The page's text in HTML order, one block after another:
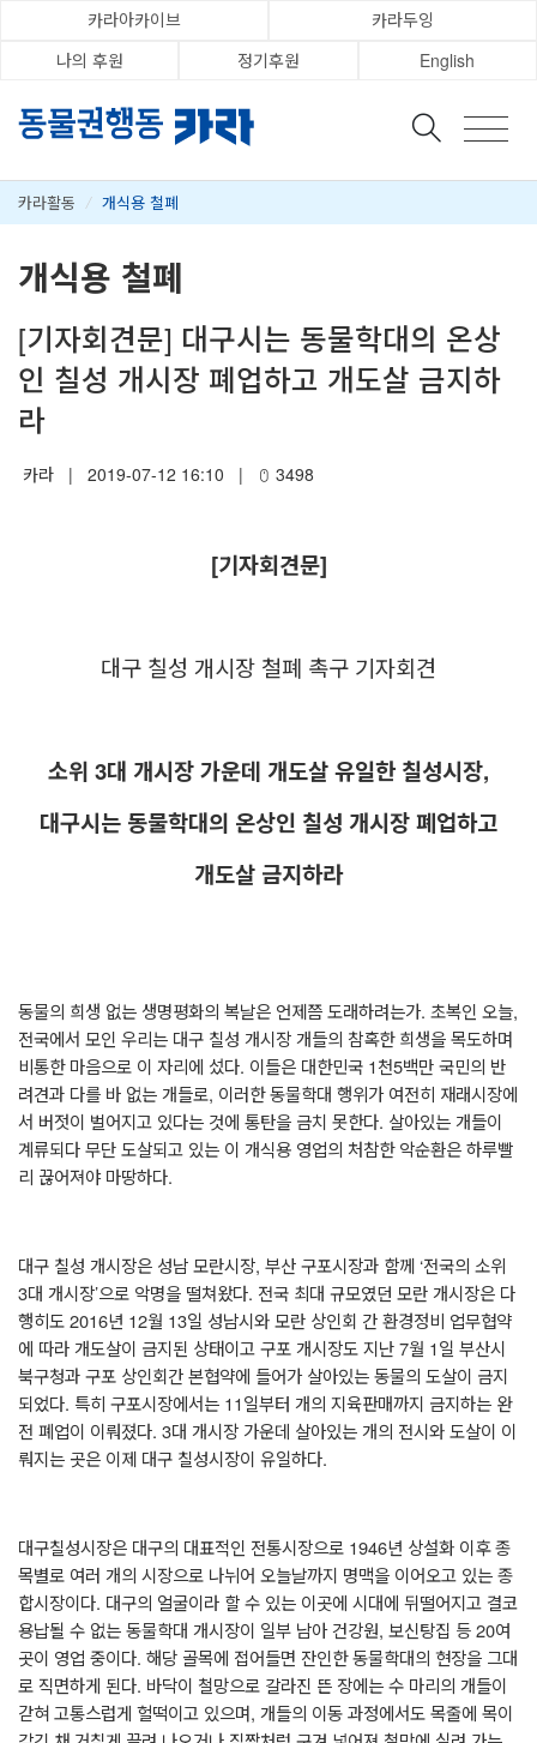
카라아카이브
카라두잉
나의 후원
정기후원 English
카라활동 / 개식용 철폐
개식용 철폐
[기자회견문] 대구시는 동물학대의 온상
인 칠성 개시장 폐업하고 개도살 금지하
라
카라 | 2019-07-12 16:10 | 3498
[기자회견문]
대구 칠성 개시장 철폐 촉구 기자회견
소위 3대 개시장 가운데 개도살 유일한 칠성시장,
대구시는 동물학대의 온상인 칠성 개시장 폐업하고
개도살 금지하라
동물의 희생 없는 생명평화의 복날은 언제쯤 도래하려는가. 초복인 오늘,
전국에서 모인 우리는 대구 칠성 개시장 개들의 참혹한 희생을 목도하며
비통한 마음으로 이 자리에 섰다. 이들은 대한민국 1천5백만 국민의 반
려견과 다를 바 없는 개들로, 이러한 동물학대 행위가 여전히 재래시장에
서 버젓이 벌어지고 있다는 것에 통탄을 금치 못한다. 살아있는 개들이
계류되다 무단 도살되고 있는 이 개식용 영업의 처참한 악순환은 하루빨
리 끊어져야 마땅하다.
대구 칠성 개시장은 성남 모란시장, 부산 구포시장과 함께 ‘전국의 소위
3대 개시장’으로 악명을 떨쳐왔다. 전국 최대 규모였던 모란 개시장은 다
행히도2016년 12월 13일 성남시와 모란 상인회 간 환경정비 업무협약
에 따라 개도살이 금지된 상태이고 구포 개시장도 지난7월 1일 부산시
북구청과 구포 상인회간 본협약에 들어가 살아있는 동물의 도살이 금지
되었다. 특히 구포시장에서는 11일부터 개의 지육판매까지 금지하는 완
전 폐업이 이뤄졌다. 3대 개시장 가운데 살아있는 개의 전시와 도살이 이
뤄지는 곳은 이제 대구 칠성시장이 유일하다.
대구칠성시장은 대구의 대표적인 전통시장으로 1946년 상설화 이후 종
목별로 여러 개의 시장으로 나뉘어 오늘날까지 명맥을 이어오고 있는 종
합시장이다. 대구의 얼굴이라 할 수 있는 이곳에 시대에 뒤떨어지고 결코
용납될 수 없는 동물학대 개시장이 일부 남아 건강원, 보신탕집 등20여
곳이 영업 중이다. 해당 골목에 접어들면 잔인한 동물학대의 현장을 그대
로 직면하게 된다. 바닥이 철망으로 갈라진 뜬 장에는 수 마리의 개들이
갇혀 고통스럽게 헐떡이고 있으며, 개들의 이동 과정에서도 목줄에 목이